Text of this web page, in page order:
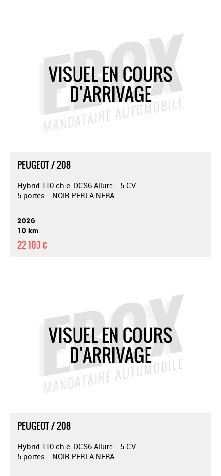
PEUGEOT / 208
Hybrid 110 ch e-DCS6 Allure - 5 CV
5 portes - NOIR PERLA NERA
2026
10 km
22 100 €
PEUGEOT / 208
Hybrid 110 ch e-DCS6 Allure - 5 CV
5 portes - NOIR PERLA NERA